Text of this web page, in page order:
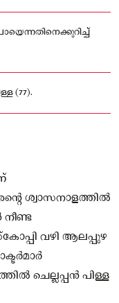
(77).
ശ്വാസനാളത്തിൽ
വഴി ആലപ്പുഴ
ചെല്ലപ്പൻ പിള്ള